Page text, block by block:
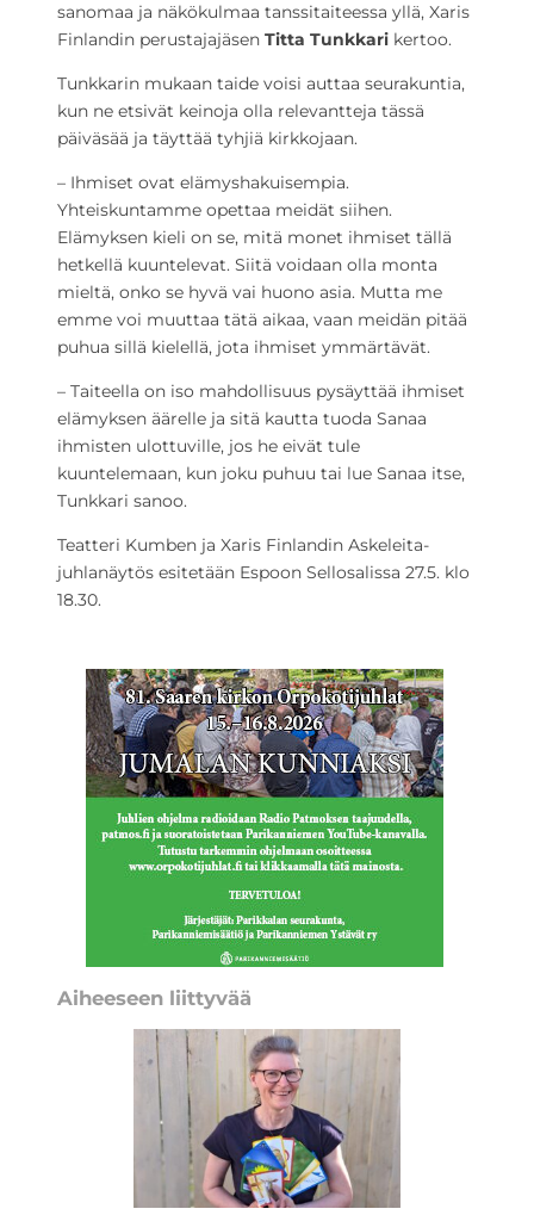
sanomaa ja näkökulmaa tanssitaiteessa yllä, Xaris
Finlandin perustajajäsen Titta Tunkkari kertoo.
Tunkkarin mukaan taide voisi auttaa seurakuntia,
kun ne etsivät keinoja olla relevantteja tässä
päiväsää ja täyttää tyhjiä kirkkojaan.
– Ihmiset ovat elämyshakuisempia.
Yhteiskuntamme opettaa meidät siihen.
Elämyksen kieli on se, mitä monet ihmiset tällä
hetkellä kuuntelevat. Siitä voidaan olla monta
mieltä, onko se hyvä vai huono asia. Mutta me
emme voi muuttaa tätä aikaa, vaan meidän pitää
puhua sillä kielellä, jota ihmiset ymmärtävät.
– Taiteella on iso mahdollisuus pysäyttää ihmiset
elämyksen äärelle ja sitä kautta tuoda Sanaa
ihmisten ulottuville, jos he eivät tule
kuuntelemaan, kun joku puhuu tai lue Sanaa itse,
Tunkkari sanoo.
Teatteri Kumben ja Xaris Finlandin Askeleita-
juhlanäytös esitetään Espoon Sellosalissa 27.5. klo
18.30.
Aiheeseen liittyvää